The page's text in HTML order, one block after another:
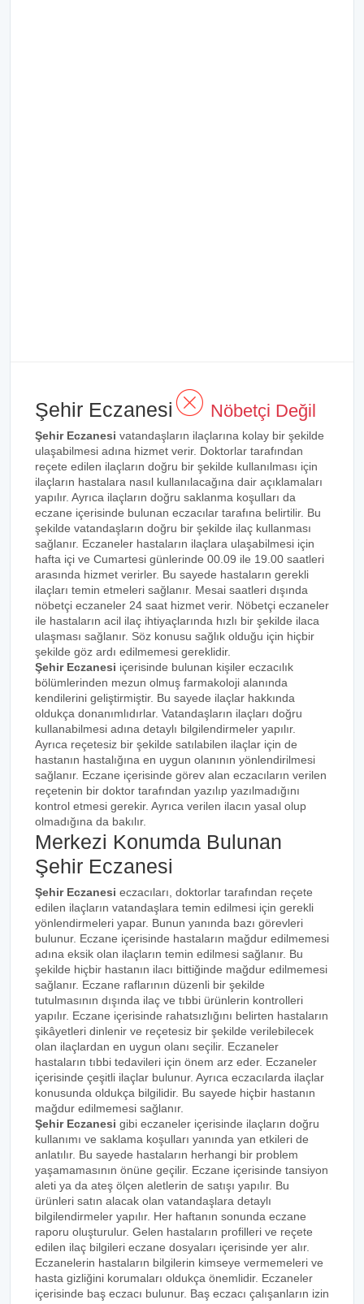
Şehir Eczanesi Nöbetçi Değil
Şehir Eczanesi vatandaşların ilaçlarına kolay bir şekilde
ulaşabilmesi adına hizmet verir. Doktorlar tarafından
reçete edilen ilaçların doğru bir şekilde kullanılması için
ilaçların hastalara nasıl kullanılacağına dair açıklamaları
yapılır. Ayrıca ilaçların doğru saklanma koşulları da
eczane içerisinde bulunan eczacılar tarafına belirtilir. Bu
şekilde vatandaşların doğru bir şekilde ilaç kullanması
sağlanır. Eczaneler hastaların ilaçlara ulaşabilmesi için
hafta içi ve Cumartesi günlerinde 00.09 ile 19.00 saatleri
arasında hizmet verirler. Bu sayede hastaların gerekli
ilaçları temin etmeleri sağlanır. Mesai saatleri dışında
nöbetçi eczaneler 24 saat hizmet verir. Nöbetçi eczaneler
ile hastaların acil ilaç ihtiyaçlarında hızlı bir şekilde ilaca
ulaşması sağlanır. Söz konusu sağlık olduğu için hiçbir
şekilde göz ardı edilmemesi gereklidir.
Şehir Eczanesi içerisinde bulunan kişiler eczacılık
bölümlerinden mezun olmuş farmakoloji alanında
kendilerini geliştirmiştir. Bu sayede ilaçlar hakkında
oldukça donanımlıdırlar. Vatandaşların ilaçları doğru
kullanabilmesi adına detaylı bilgilendirmeler yapılır.
Ayrıca reçetesiz bir şekilde satılabilen ilaçlar için de
hastanın hastalığına en uygun olanının yönlendirilmesi
sağlanır. Eczane içerisinde görev alan eczacıların verilen
reçetenin bir doktor tarafından yazılıp yazılmadığını
kontrol etmesi gerekir. Ayrıca verilen ilacın yasal olup
olmadığına da bakılır.
Merkezi Konumda Bulunan
Şehir Eczanesi
Şehir Eczanesi eczacıları, doktorlar tarafından reçete
edilen ilaçların vatandaşlara temin edilmesi için gerekli
yönlendirmeleri yapar. Bunun yanında bazı görevleri
bulunur. Eczane içerisinde hastaların mağdur edilmemesi
adına eksik olan ilaçların temin edilmesi sağlanır. Bu
şekilde hiçbir hastanın ilacı bittiğinde mağdur edilmemesi
sağlanır. Eczane raflarının düzenli bir şekilde
tutulmasının dışında ilaç ve tıbbi ürünlerin kontrolleri
yapılır. Eczane içerisinde rahatsızlığını belirten hastaların
şikâyetleri dinlenir ve reçetesiz bir şekilde verilebilecek
olan ilaçlardan en uygun olanı seçilir. Eczaneler
hastaların tıbbi tedavileri için önem arz eder. Eczaneler
içerisinde çeşitli ilaçlar bulunur. Ayrıca eczacılarda ilaçlar
konusunda oldukça bilgilidir. Bu sayede hiçbir hastanın
mağdur edilmemesi sağlanır.
Şehir Eczanesi gibi eczaneler içerisinde ilaçların doğru
kullanımı ve saklama koşulları yanında yan etkileri de
anlatılır. Bu sayede hastaların herhangi bir problem
yaşamamasının önüne geçilir. Eczane içerisinde tansiyon
aleti ya da ateş ölçen aletlerin de satışı yapılır. Bu
ürünleri satın alacak olan vatandaşlara detaylı
bilgilendirmeler yapılır. Her haftanın sonunda eczane
raporu oluşturulur. Gelen hastaların profilleri ve reçete
edilen ilaç bilgileri eczane dosyaları içerisinde yer alır.
Eczanelerin hastaların bilgilerin kimseye vermemeleri ve
hasta gizliğini korumaları oldukça önemlidir. Eczaneler
içerisinde baş eczacı bulunur. Baş eczacı çalışanların izin